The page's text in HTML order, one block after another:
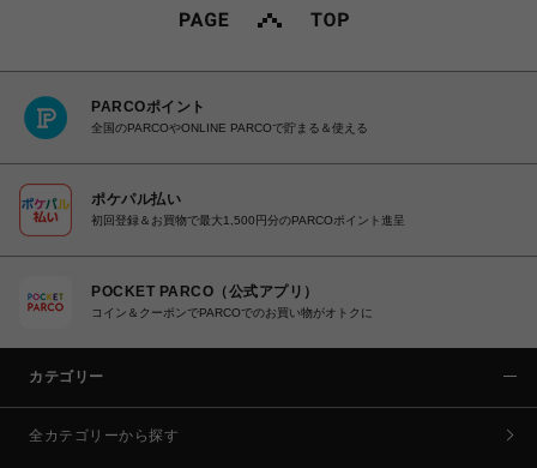
PARCOポイント
全国のPARCOやONLINE PARCOで貯まる＆使える
ポケパル払い
初回登録＆お買物で最大1,500円分のPARCOポイント進呈
POCKET PARCO（公式アプリ）
コイン＆クーポンでPARCOでのお買い物がオトクに
カテゴリー
全カテゴリーから探す